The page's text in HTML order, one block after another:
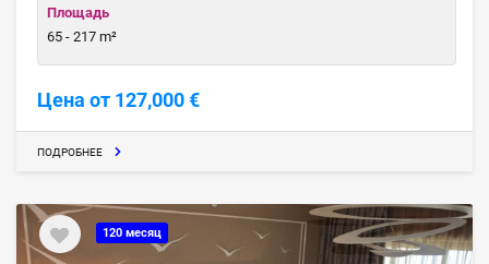
Площадь
65 - 217 m²
Цена от 127,000 €
ПОДРОБНЕЕ
120 месяц